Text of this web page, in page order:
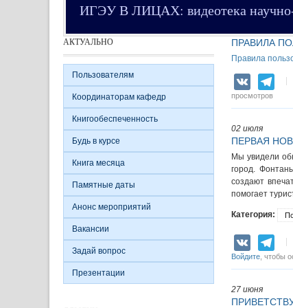
ИГЭУ В ЛИЦАХ: видеотека научно-
ПРАВИЛА
Правила
VK
просмотров
02 июля
ПЕРВАЯ
Мы увидели
город.
создают
помогает
Категория:
VK
Войдите , чтобы
27 июня
АКТУАЛЬНО
Пользователям
Координаторам кафедр
Книгообеспеченность
Будь в курсе
Книга месяца
Памятные даты
Анонс мероприятий
Вакансии
Задай вопрос
Презентации